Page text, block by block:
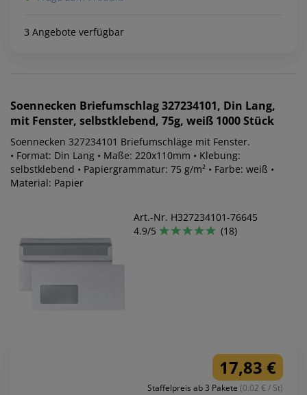
3 Angebote verfügbar
Soennecken Briefumschlag 327234101, Din Lang,
mit Fenster, selbstklebend, 75g, weiß 1000 Stück
Soennecken 327234101 Briefumschläge mit Fenster.
• Format: Din Lang • Maße: 220x110mm • Klebung:
selbstklebend • Papiergrammatur: 75 g/m² • Farbe: weiß •
Material: Papier
Art.-Nr. H327234101-76645
4.9/5
(18)
17,83 €
Staffelpreis ab 3 Pakete (0.02 € / St)